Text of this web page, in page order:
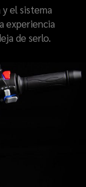
el sistema
experiencia
de serlo.